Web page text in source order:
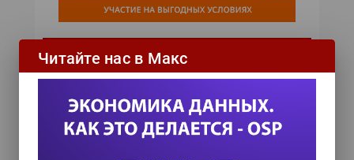
Подписаться на новости
III Международный технологический конгресс
Читайте нас в Макс